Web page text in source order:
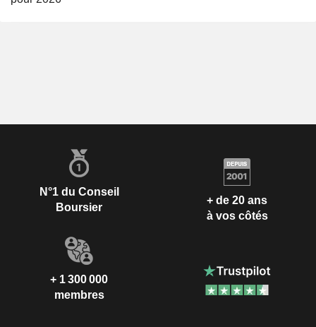
N°1 du Conseil
Boursier
+ de 20 ans
à vos côtés
+ 1 300 000
membres